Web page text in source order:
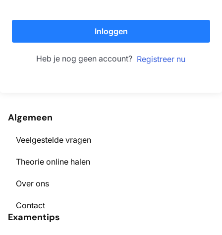
Inloggen
Heb je nog geen account? Registreer nu
Algemeen
Veelgestelde vragen
Theorie online halen
Over ons
Contact
Examentips